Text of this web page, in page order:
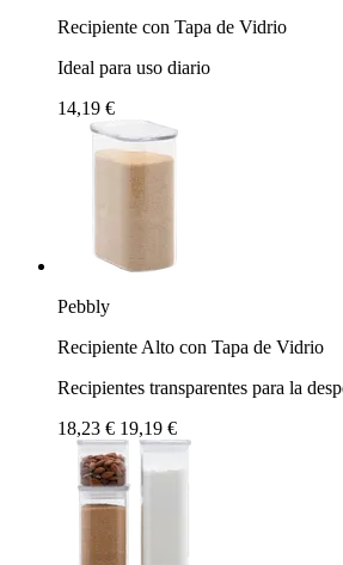
Recipiente con Tapa de Vidrio
Ideal para uso diario
14,19 €
Pebbly
Recipiente Alto con Tapa de Vidrio
Recipientes transparentes para la
18,23 € 19,19 €